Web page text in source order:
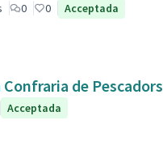
0 0 Acceptada
de Pescadors
Acceptada